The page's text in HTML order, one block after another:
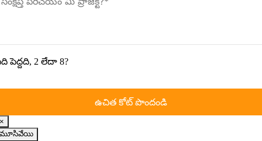
పెద్దది, 2 లేదా 8?
×
మూసివేయి